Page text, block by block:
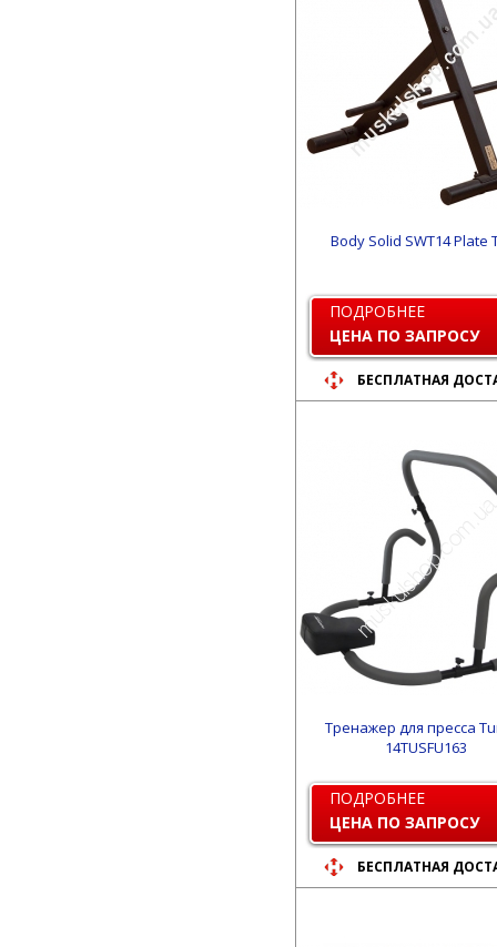
Body Solid SWT14 Plate
ПОДРОБНЕЕ
ЦЕНА ПО ЗАПРОСУ
БЕСПЛАТНАЯ
Тренажер для пресса
14TUSFU163
ПОДРОБНЕЕ
ЦЕНА ПО ЗАПРОСУ
БЕСПЛАТНАЯ